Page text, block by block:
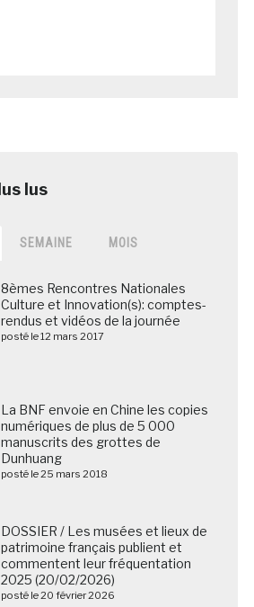
SEMAINE MOIS
8èmes Rencontres Nationales
Culture et Innovation(s): comptes-
rendus et vidéos de la journée
posté le 12 mars 2017
La BNF envoie en Chine les copies
numériques de plus de 5 000
manuscrits des grottes de
Dunhuang
posté le 25 mars 2018
DOSSIER / Les musées et lieux de
patrimoine français publient et
commentent leur fréquentation
2025 (20/02/2026)
posté le 20 février 2026